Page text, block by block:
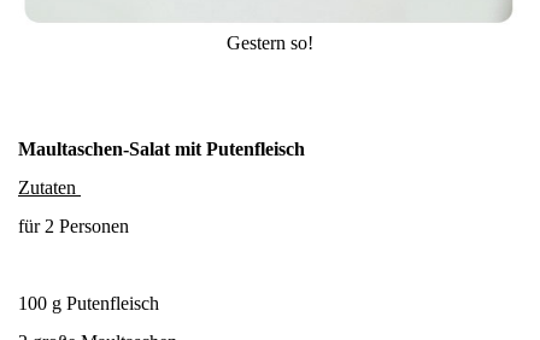
Gestern so!
Maultaschen-Salat mit Putenfleisch
Zutaten
für 2 Personen
100 g Putenfleisch